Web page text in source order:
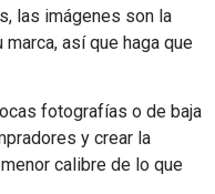
las imágenes son la
así que haga que
fotografías o de baja
y crear la
calibre de lo que